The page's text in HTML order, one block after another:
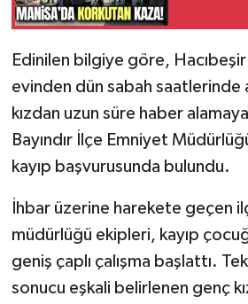
Edinilen bilgiye göre,
evinden dün sabah saatlerinde
kızdan uzun süre haber
Bayındır İlçe Emniyet
kayıp başvurusunda bulundu.
İhbar üzerine harekete geçen
müdürlüğü ekipleri, kayıp
geniş çaplı çalışma başlattı.
sonucu eşkali belirlenen genç